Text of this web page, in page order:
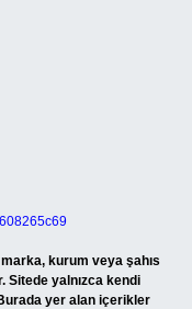
kurum veya şahıs
Sitede yalnızca kendi
Burada yer alan içerikler